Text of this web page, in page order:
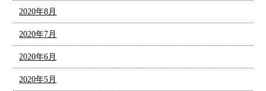
2020年8月
2020年7月
2020年6月
2020年5月